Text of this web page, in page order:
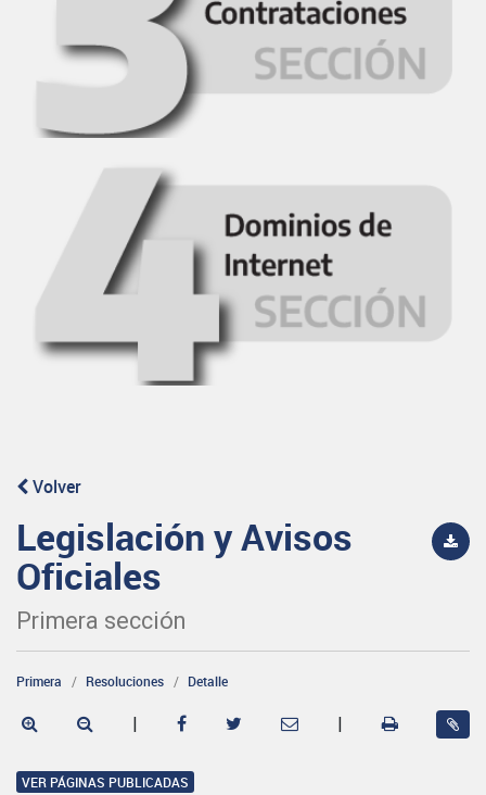
Volver
Legislación y Avisos
Oficiales
Primera sección
Primera Resoluciones Detalle
| |
VER PÁGINAS PUBLICADAS